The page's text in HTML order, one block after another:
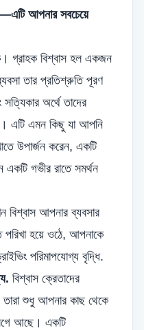
আপনার সবচেয়ে
গ্রাহক বিশ্বাস হল একজন
তার প্রতিশ্রুতি পূরণ
অর্থে তাদের
এটি এমন কিছু যা আপনি
উপার্জন করেন, একটি
একটি গভীর রাতে সমর্থন
বিশ্বাস আপনার ব্যবসার
পরিখা হয়ে ওঠে, আপনাকে
পরিমাপযোগ্য বৃদ্ধি.
. বিশ্বাস ক্রেতাদের
শুধু আপনার কাছ থেকে
আছে। একটি